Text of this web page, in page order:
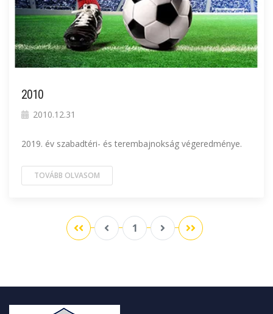
2010
2010.12.31
2019. év szabadtéri- és terembajnokság végeredménye.
TOVÁBB OLVASOM
1